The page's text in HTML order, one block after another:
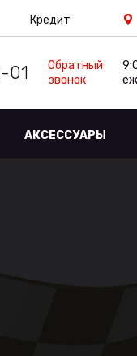
Кредит
01
Обратный
звонок
АКСЕССУАРЫ